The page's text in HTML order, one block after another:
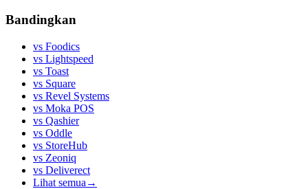
Bandingkan
vs Foodics
vs Lightspeed
vs Toast
vs Square
vs Revel Systems
vs Moka POS
vs Qashier
vs Oddle
vs StoreHub
vs Zeoniq
vs Deliverect
Lihat semua →